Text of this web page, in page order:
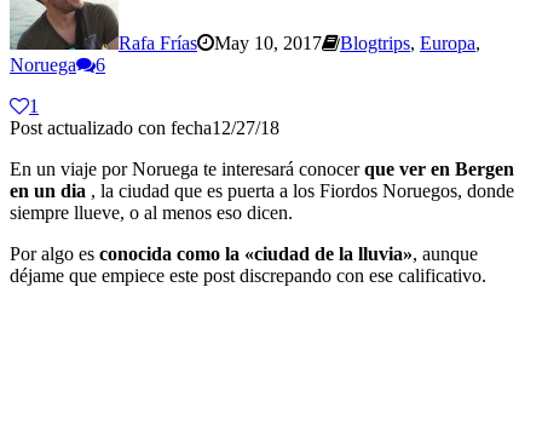
Rafa Frías May 10, 2017 Blogtrips, Europa,
Noruega
6
1
Post actualizado con fecha12/27/18
En un viaje por Noruega te interesará conocerque ver en Bergen
en un dia , la ciudad que es puerta a los Fiordos Noruegos, donde
siempre llueve, o al menos eso dicen.
Por algo es conocida como la «ciudad de la lluvia», aunque
déjame que empiece este post discrepando con ese calificativo.